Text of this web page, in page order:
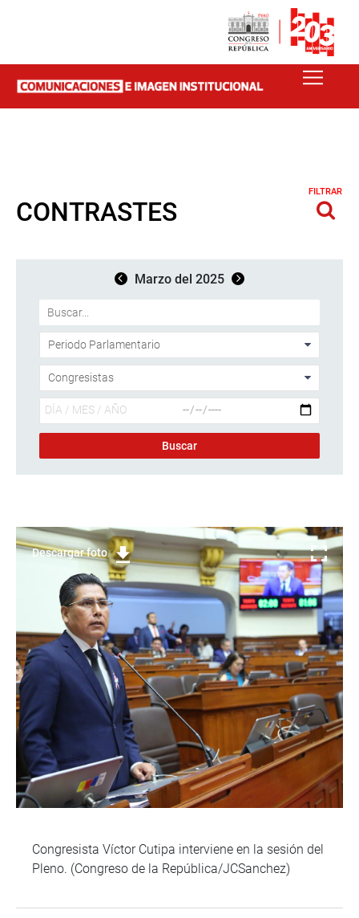
CONTRASTES
FILTRAR
Marzo del 2025
Descargar foto
Congresista Víctor Cutipa interviene en la sesión del
Pleno. (Congreso de la República/JCSanchez)